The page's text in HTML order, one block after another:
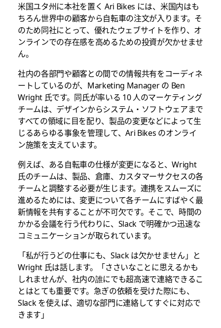
米国ユタ州に本社を置く Ari Bikes には、米国内はも
ちろん世界中の顧客から自転車の注文が入ります。そ
のため同社にとって、優れたウェブサイトを作り、オ
ンラインでの存在感を高めるための投資が欠かせませ
ん。
社内の各部門や顧客との間での情報共有をコーディネ
ートしているのが、Marketing Manager の Ben
Wright 氏です。同氏が率いる 10 人のマーケティング
チームは、デザインからシステム・ソフトウェアまで
すべての領域に目を配り、製品の変更などによって生
じるあらゆる事象を管理して、Ari Bikes のオンライ
ン施策を支えています。
例えば、ある自転車の仕様が変更になると、Wright
氏のチームは、製品、倉庫、カスタマーサクセスの各
チームと調整する必要が生じます。連携をスムーズに
進めるためには、変更について各チームにすばやく最
新情報を共有することが不可欠です。そこで、時間の
かかる会議を行う代わりに、Slack で明確かつ迅速な
コミュニケーションが取られています。
「私が行うどの仕事にも、Slack は欠かせません」と
Wright 氏は話します。「ささいなことに思えるかも
しれませんが、社内の誰にでも超高速で連絡できるこ
とはとても重要です。急ぎの依頼を受けた際にも、
Slack を使えば、適切な部門に連絡してすぐに対応で
きます」